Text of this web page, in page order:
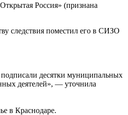
Россия» (признана
следствия поместил его в СИЗО
десятки муниципальных
деятелей», — уточнила
в Краснодаре.